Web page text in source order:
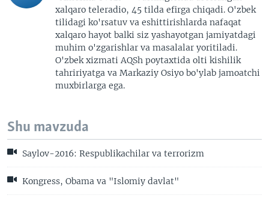
xalqaro teleradio, 45 tilda efirga chiqadi. O'zbek
tilidagi ko'rsatuv va eshittirishlarda nafaqat
xalqaro hayot balki siz yashayotgan jamiyatdagi
muhim o'zgarishlar va masalalar yoritiladi.
O'zbek xizmati AQSh poytaxtida olti kishilik
tahririyatga va Markaziy Osiyo bo'ylab jamoatchi
muxbirlarga ega.
Shu mavzuda
Saylov-2016: Respublikachilar va terrorizm
Kongress, Obama va "Islomiy davlat"